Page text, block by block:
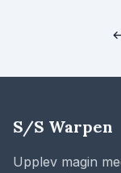
S/S Warpen
Upplev magin